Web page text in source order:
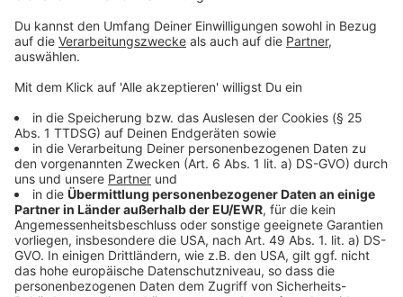
Wo Mavis auftaucht, wird es schnell schräg, bunt und
laut.
©Copyright: Netflix
Aber Mavis hat auch ihre Tiefpunkte.
Anzeige